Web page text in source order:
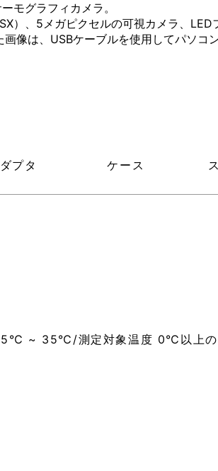
モグラフィカメラ。
）、5メガピクセルの可視カメラ、
像は、USBケーブルを使用してパソコ
プタ ケース
~ 35℃/測定対象温度 0℃以上の